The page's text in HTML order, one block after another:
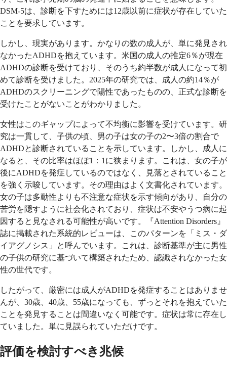
DSM-5は、診断を下すためには12歳以前に症状が存在していた
ことを要求しています。
しかし、現実があります。かなりの数の成人が、単に発見され
なかったADHDを抱えています。米国の成人の推定6％が現在
ADHDの診断を受けており、そのうち約半数が成人になって初
めて診断を受けました。2025年の研究では、成人の約14％が
ADHDのスクリーニングで陽性であったものの、正式な診断を
受けたことがないことがわかりました。
女性はこのギャップによって不均衡に影響を受けています。研
究は一貫して、子供の頃、男の子は女の子の2〜3倍の割合で
ADHDと診断されていることを示しています。しかし、成人に
なると、その比率はほぼ1：1に狭まります。これは、女の子が
後にADHDを発症しているのではなく、見落とされていること
を強く示唆しています。その理由はよく文書化されています。
女の子は多動性よりも不注意な症状を示す傾向があり、自分の
苦労を隠すように社会化されており、症状は不安やうつ病に起
因すると見なされる可能性が高いです。『Attention Disorders』
誌に掲載された系統的レビューは、このパターンを「ミス・ダ
イアグノシス」と呼んでいます。これは、診断基準が主に男性
の子供の研究に基づいて構築されたため、認識されなかった女
性の世代です。
したがって、厳密には成人がADHDを発症することはありませ
んが、30歳、40歳、55歳になっても、ずっとそれを抱えていた
ことを発見することは間違いなく可能です。症状は常に存在し
ていました。単に見誤られていただけです。
評価を検討すべき兆候